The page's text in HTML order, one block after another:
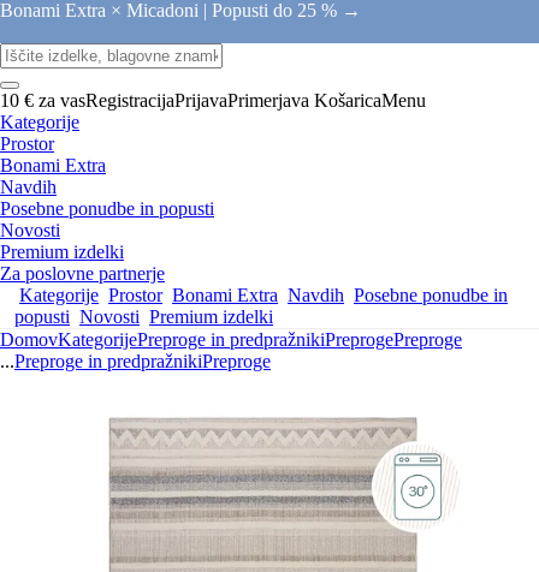
Bonami Extra × Micadoni | Popusti do 25 % →
10 € za vasRegistracijaPrijavaPrimerjava KošaricaMenu
Kategorije
Prostor
Bonami Extra
Navdih
Posebne ponudbe in popusti
Novosti
Premium izdelki
Za poslovne partnerje
Kategorije Prostor Bonami Extra Navdih Posebne ponudbe in
popusti Novosti Premium izdelki
DomovKategorijePreproge in predpražnikiPreprogePreproge
...Preproge in predpražnikiPreproge